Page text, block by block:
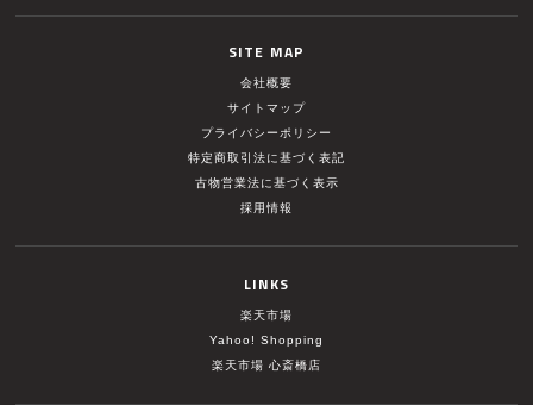
SITE MAP
会社概要
サイトマップ
プライバシーポリシー
特定商取引法に基づく表記
古物営業法に基づく表示
採用情報
LINKS
楽天市場
Yahoo! Shopping
楽天市場 心斎橋店